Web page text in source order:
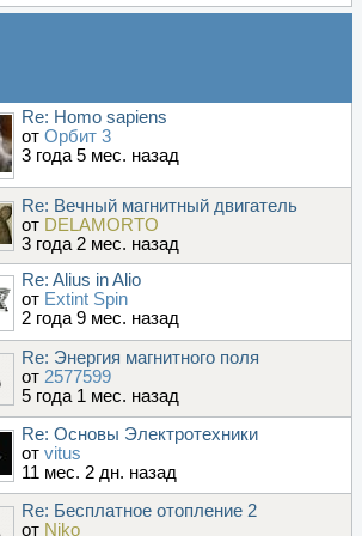
Re: Homo sapiens
от Орбит 3
3 года 5 мес. назад
Re: Вечный магнитный двигатель
от DELAMORTO
3 года 2 мес. назад
Re: Alius in Alio
от Extint Spin
2 года 9 мес. назад
Re: Энергия магнитного поля
от 2577599
5 года 1 мес. назад
Re: Основы Электротехники
от vitus
11 мес. 2 дн. назад
Re: Бесплатное отопление 2
от Niko